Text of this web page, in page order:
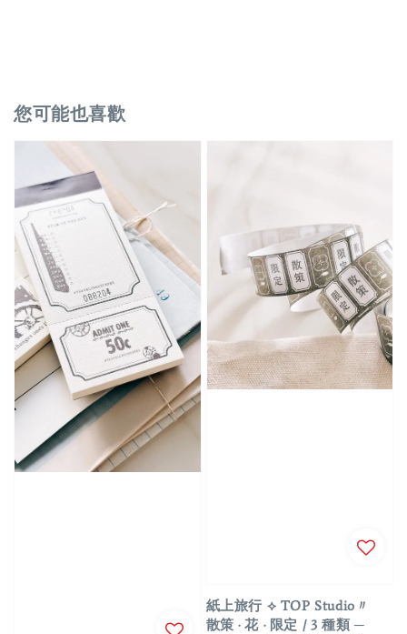
您可能也喜歡
紙上旅行 ⟡ TOP Studio〃
散策 · 花 · 限定 / 3 種類 ─